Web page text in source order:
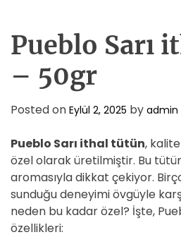
Pueblo Sarı
– 50gr
Posted on Eylül 2, 2025 by admin
Pueblo Sarı ithal tütün,
özel olarak üretilmiştir. Bu
aromasıyla dikkat çekiyor.
sunduğu deneyimi övgüyle
neden bu kadar özel? İşte,
özellikleri: